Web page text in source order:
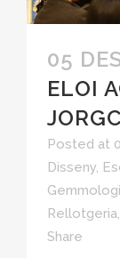
05
ELOI
Posted at
Disseny,
Rellotgeria,
Share